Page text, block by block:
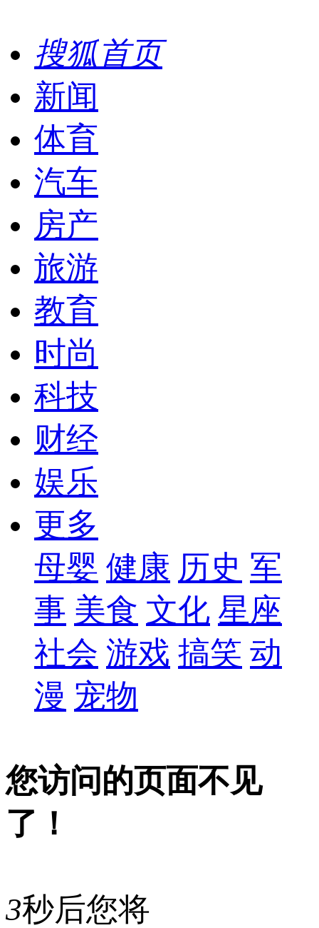
搜狐首页
新闻
体育
汽车
房产
旅游
教育
时尚
科技
财经
娱乐
更多
母婴 健康 历史 军
事 美食 文化 星座
社会 游戏 搞笑 动
漫 宠物
您访问的页面不见
了！
3秒后您将